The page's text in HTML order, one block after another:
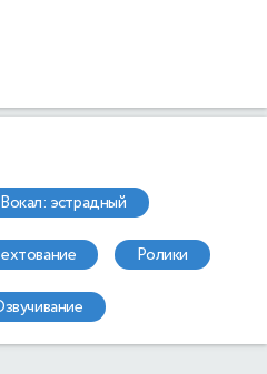
вокал: эстрадный
фехтование ролики
озвучивание